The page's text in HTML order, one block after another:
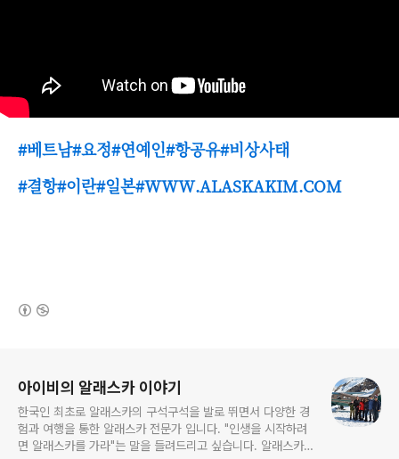
#베트남#요정#연예인#항공유#비상사태
#결항#이란#일본#WWW.ALASKAKIM.COM
아이비의 알래스카 이야기
한국인 최초로 알래스카의 구석구석을 발로 뛰면서 다양한 경
험과 여행을 통한 알래스카 전문가 입니다. "인생을 시작하려
면 알래스카를 가라"는 말을 들려드리고 싶습니다. 알래스카